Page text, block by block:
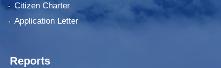
Citizen Charter
Application Letter
Reports